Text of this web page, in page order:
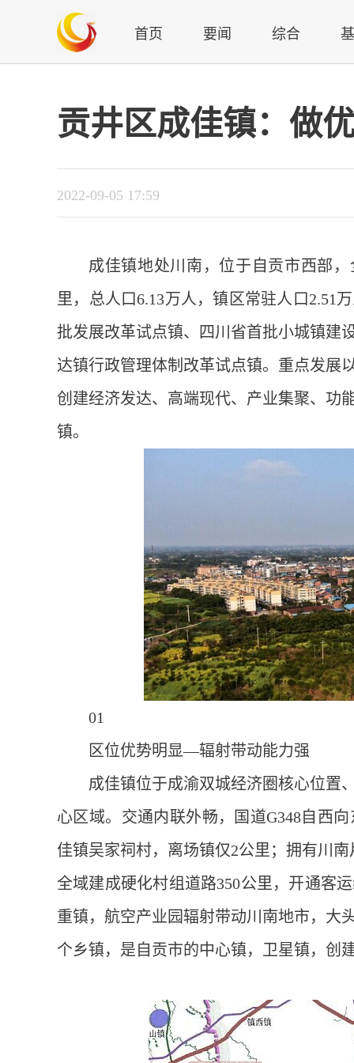
首页 要闻 综合
贡井区成佳镇：做
2022-09-05 17:59
成佳镇地处川南，位于自贡市西部
里，总人口6.13万人，镇区常驻人口2.51
批发展改革试点镇、四川省首批小城镇建
达镇行政管理体制改革试点镇。重点发展
创建经济发达、高端现代、产业集聚、功
镇。
01
区位优势明显—辐射带动能力强
成佳镇位于成渝双城经济圈核心位置
心区域。交通内联外畅，国道G348自西
佳镇吴家祠村，离场镇仅2公里；拥有川
全域建成硬化村组道路350公里，开通客
重镇，航空产业园辐射带动川南地市，大
个乡镇，是自贡市的中心镇，卫星镇，创